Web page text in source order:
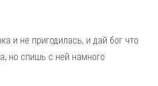
и не пригодилась, и дай бог что
но спишь с ней намного